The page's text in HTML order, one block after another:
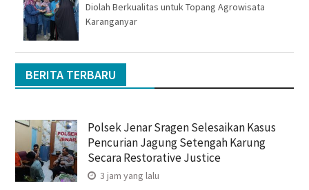
Diolah Berkualitas untuk Topang Agrowisata
Karanganyar
BERITA TERBARU
Polsek Jenar Sragen Selesaikan Kasus
Pencurian Jagung Setengah Karung
Secara Restorative Justice
3 jam yang lalu